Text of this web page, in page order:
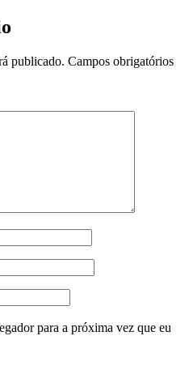
publicado. Campos obrigatórios
para a próxima vez que eu